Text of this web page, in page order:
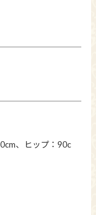
、ヒップ：90c